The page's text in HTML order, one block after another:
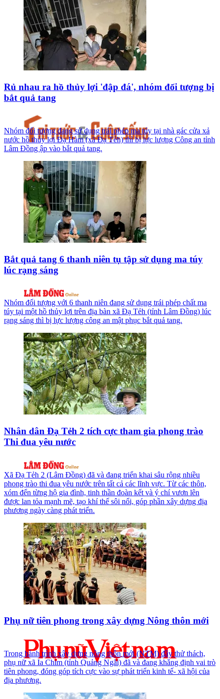
Rủ nhau ra hồ thủy lợi 'đập đá', nhóm đối tượng bị
bắt quả tang
Nhóm đối tượng đang sử dụng trái phép ma túy tại nhà gác cửa xả
nước hồ thủy lợi Đạ Hàm (xã Đạ Tẻh) thì bị lực lượng Công an tỉnh
Lâm Đồng ập vào bắt quả tang.
Bắt quả tang 6 thanh niên tụ tập sử dụng ma túy
lúc rạng sáng
Nhóm đối tượng với 6 thanh niên đang sử dụng trái phép chất ma
túy tại một hồ thủy lợi trên địa bàn xã Đạ Tẻh (tỉnh Lâm Đồng) lúc
rạng sáng thì bị lực lượng công an mật phục bắt quả tang.
Nhân dân Đạ Tẻh 2 tích cực tham gia phong trào
Thi đua yêu nước
Xã Đạ Tẻh 2 (Lâm Đồng) đã và đang triển khai sâu rộng nhiều
phong trào thi đua yêu nước trên tất cả các lĩnh vực. Từ các thôn,
xóm đến từng hộ gia đình, tinh thần đoàn kết và ý chí vươn lên
được lan tỏa mạnh mẽ, tạo khí thế sôi nổi, góp phần xây dựng địa
phương ngày càng phát triển.
Phụ nữ tiên phong trong xây dựng Nông thôn mới
Trong hành trình xây dựng nông thôn mới (NTM) đầy thử thách,
phụ nữ xã Ia Chim (tỉnh Quảng Ngãi) đã và đang khẳng định vai trò
tiên phong, đóng góp tích cực vào sự phát triển kinh tế- xã hội của
địa phương.